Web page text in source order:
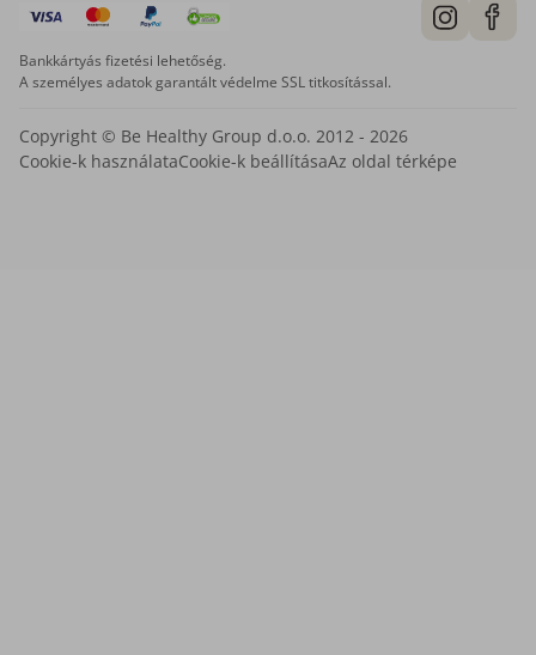
Bankkártyás fizetési lehetőség.
A személyes adatok garantált védelme SSL titkosítással.
Copyright © Be Healthy Group d.o.o. 2012 - 2026
Cookie-k használataCookie-k beállításaAz oldal térképe